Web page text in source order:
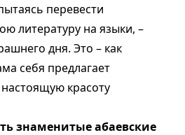
перевести
литературу на языки, –
дня. Это – как
себя предлагает
красоту
знаменитые абаевские